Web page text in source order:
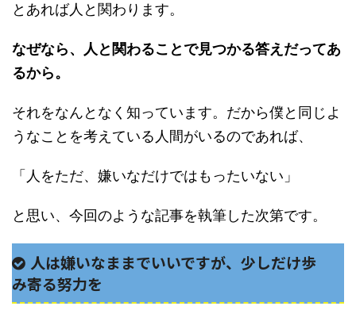
とあれば人と関わります。
なぜなら、人と関わることで見つかる答えだってあ
るから。
それをなんとなく知っています。だから僕と同じよ
うなことを考えている人間がいるのであれば、
「人をただ、嫌いなだけではもったいない」
と思い、今回のような記事を執筆した次第です。
人は嫌いなままでいいですが、少しだけ歩
み寄る努力を